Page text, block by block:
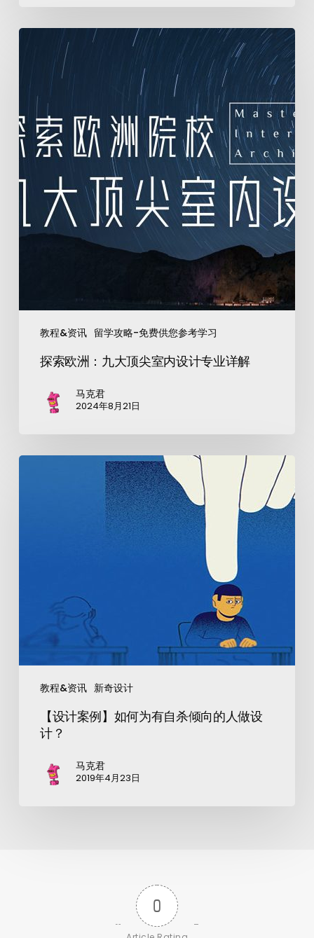
教程&资讯 留学攻略-免费供您参考学习
探索欧洲：九大顶尖室内设计专业详解
马克君
2024年8月21日
教程&资讯 新奇设计
【设计案例】如何为有自杀倾向的人做设
计？
马克君
2019年4月23日
0